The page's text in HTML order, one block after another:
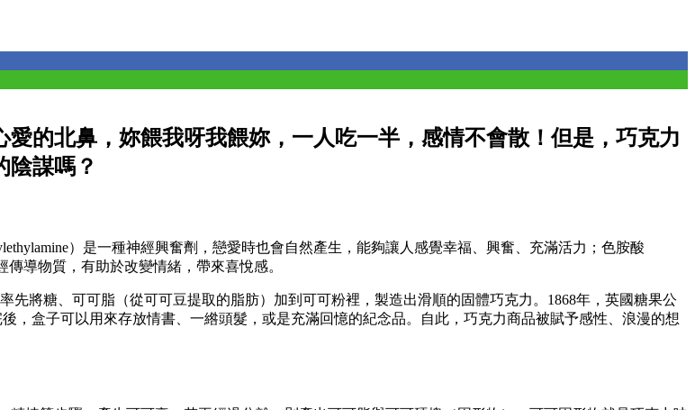
的北鼻，妳餵我呀我餵妳，一人吃一半，感情不會散！但是，巧克力
陰謀嗎？
）是一種神經興奮劑，戀愛時也會自然產生，能夠讓人感覺幸福、興奮、充滿活力；色胺酸
傳導物質，有助於改變情緒，帶來喜悅感。
先將糖、可可脂（從可可豆提取的脂肪）加到可可粉裡，製造出滑順的固體巧克力。1868年，英國糖果公
，盒子可以用來存放情書、一綹頭髮，或是充滿回憶的紀念品。自此，巧克力商品被賦予感性、浪漫的想